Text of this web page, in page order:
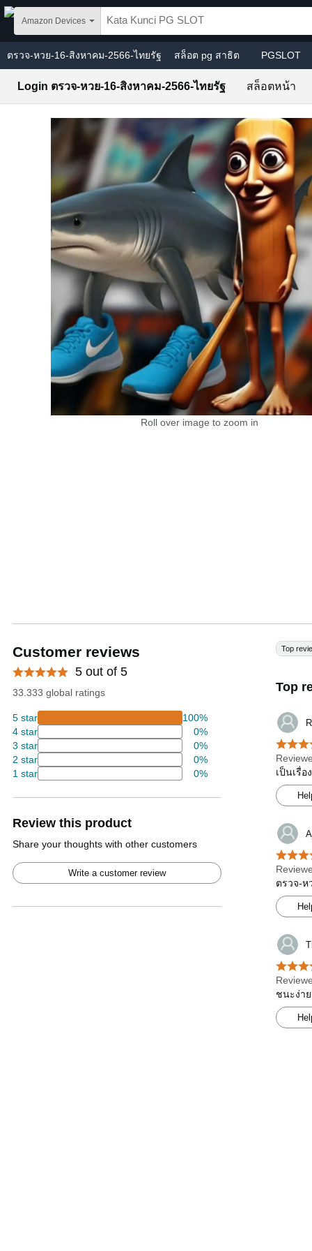
Skip to main content
Amazon Devices
ตรวจ-หวย-16-สิงหาคม-2566-ไทยรัฐ สล็อต pg สาธิต PGSLOT
Login ตรวจ-หวย-16-สิงหาคม-2566-ไทยรัฐ สล็อตหน้า
Roll over image to zoom in
Customer reviews
5 out of 5
33.333 global ratings
5 star
100%
4 star
0%
3 star
0%
2 star
0%
1 star
0%
Review this product
Share your thoughts with other customers
Write a customer review
Top
Top
เป็นเรื่
ตรวจ-ห
ชนะง่า